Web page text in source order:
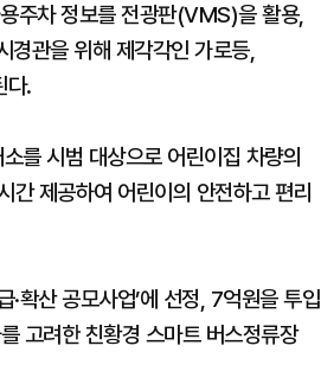
주차 정보를 전광판(VMS)을 활용,
경관을 위해 제각각인 가로등,
다.
를 시범 대상으로 어린이집 차량의
간 제공하여 어린이의 안전하고 편리
확산 공모사업’에 선정, 7억원을 투입
고려한 친황경 스마트 버스정류장